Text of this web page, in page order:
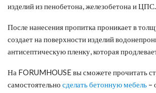
изделий из пенобетона, железобетона и ЦПС.
После нанесения пропитка проникает в
создает на поверхности изделий
антисептическую пленку, которая
На FORUMHOUSE вы сможете прочитать
самостоятельно сделать бетонную мебель –